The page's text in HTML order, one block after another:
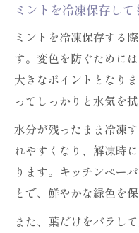
ミントを冷凍保存し
ミントを冷凍保存する
す。変色を防ぐために
大きなポイントとなり
ってしっかりと水気を
水分が残ったまま冷凍
れやすくなり、解凍時
ります。キッチンペー
とで、鮮やかな緑色を
また、葉だけをバラし